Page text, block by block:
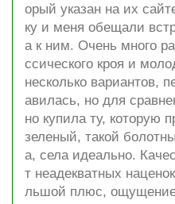
орый указан на их
ку и меня обещали
а к ним. Очень много
ссического кроя и
несколько вариантов,
авилась, но для
но купила ту, которую
зеленый, такой
а, села идеально.
т неадекватных
льшой плюс,